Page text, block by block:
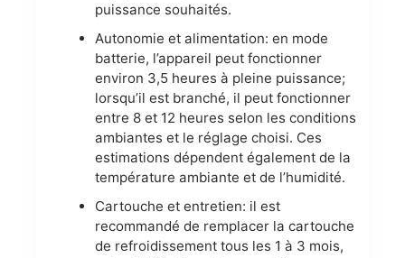
puissance souhaités.
Autonomie et alimentation: en mode
batterie, l’appareil peut fonctionner
environ 3,5 heures à pleine puissance;
lorsqu’il est branché, il peut fonctionner
entre 8 et 12 heures selon les conditions
ambiantes et le réglage choisi. Ces
estimations dépendent également de la
température ambiante et de l’humidité.
Cartouche et entretien: il est
recommandé de remplacer la cartouche
de refroidissement tous les 1 à 3 mois,